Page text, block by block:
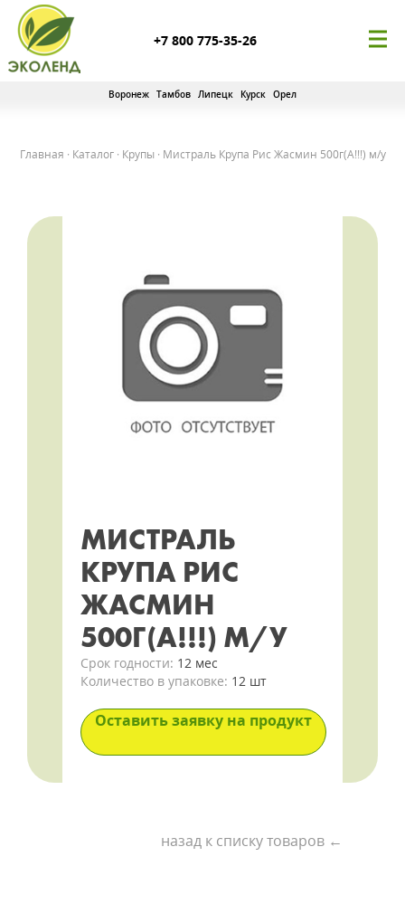
+7 800 775-35-26
Воронеж Тамбов Липецк Курск Орел
Главная · Каталог· Крупы · Мистраль Крупа Рис Жасмин 500г(А!!!) м/у
МИСТРАЛЬ
КРУПА РИС
ЖАСМИН
500Г(А!!!) М/У
Срок годности: 12 мес
Количество в упаковке: 12 шт
Оставить заявку на продукт
назад к списку товаров ←